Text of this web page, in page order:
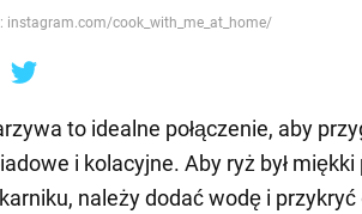
instagram.com/cook_with_me_at_home/
to idealne połączenie, aby
i kolacyjne. Aby ryż był miękki
należy dodać wodę i przykryć